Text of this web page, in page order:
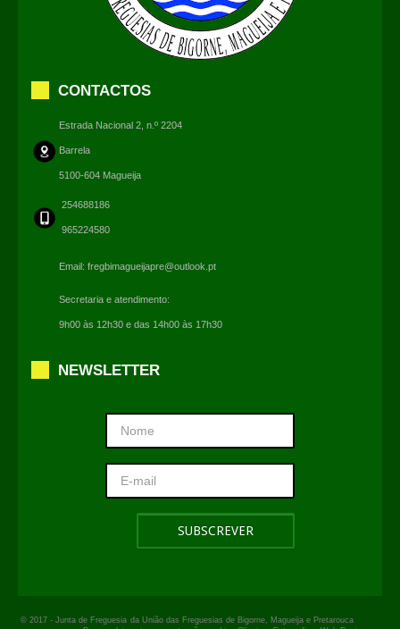
CONTACTOS
Estrada Nacional 2, n.º 2204
Barrela
5100-604 Magueija
254688186
965224580
Email: fregbimagueijapre@outlook.pt
Secretaria e atendimento:
9h00 às 12h30 e das 14h00 às 17h30
NEWSLETTER
© 2017 - Junta de Freguesia da União das Freguesias de Bigorne, Magueija e Pretarouca